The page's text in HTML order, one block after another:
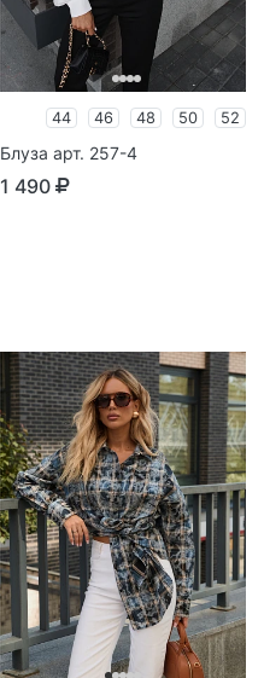
44 46 48 50 52
Блуза арт. 257-4
1 490